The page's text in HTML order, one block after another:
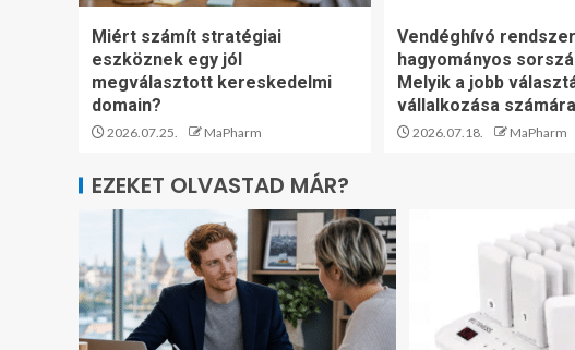
Miért számít stratégiai
eszköznek egy jól
megválasztott kereskedelmi
domain?
2026.07.25. MaPharm
Vendéghívó
hagyományos
Melyik a jobb
vállalkozása
2026.07.18. MaPharm
EZEKET OLVASTAD MÁR?